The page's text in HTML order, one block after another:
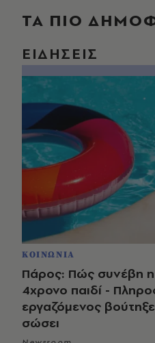
ΤΑ ΠΙΟ
ΕΙΔΗΣΕΙΣ
ΚΟΙΝΩΝΙΑ
Πάρος: Πώς συνέβη
4χρονο παιδί -
εργαζόμενος
σώσει